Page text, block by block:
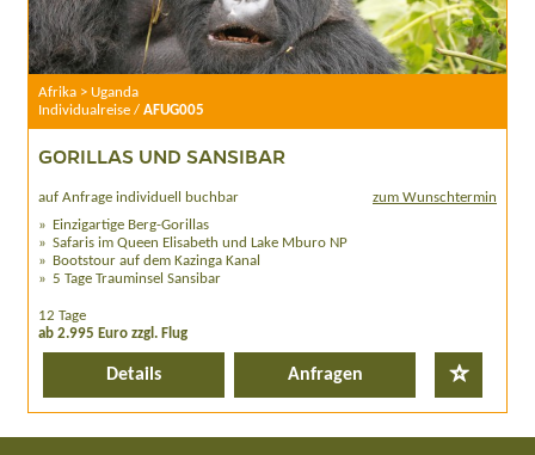
Afrika > Uganda
Individualreise / AFUG005
GORILLAS UND SANSIBAR
auf Anfrage individuell buchbar
zum Wunschtermin
Einzigartige Berg-Gorillas
Safaris im Queen Elisabeth und Lake Mburo NP
Bootstour auf dem Kazinga Kanal
5 Tage Trauminsel Sansibar
12 Tage
ab 2.995 Euro zzgl. Flug
Details Anfragen